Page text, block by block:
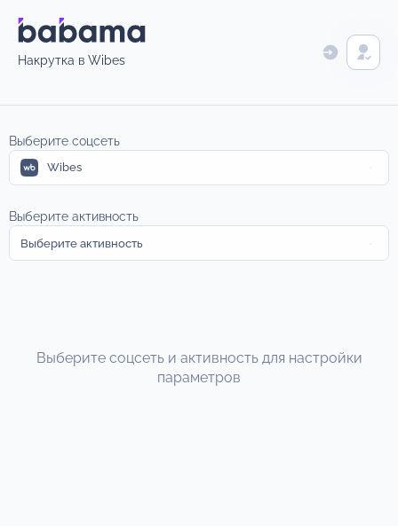
Накрутка в Wibes
Выберите соцсеть
Wibes
Выберите активность
Выберите активность
Выберите соцсеть и активность для настройки
параметров